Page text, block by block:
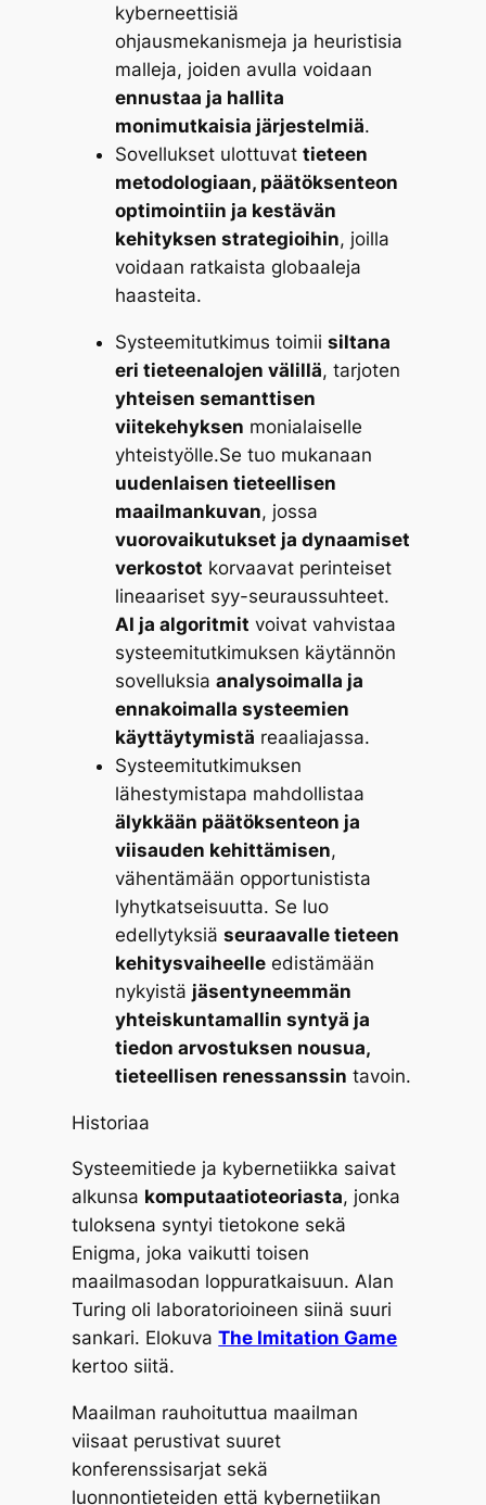
kyberneettisiä
ohjausmekanismeja ja heuristisia
malleja, joiden avulla voidaan
ennustaa ja hallita
monimutkaisia järjestelmiä.
Sovellukset ulottuvattieteen
metodologiaan, päätöksenteon
optimointiin ja kestävän
kehityksen strategioihin, joilla
voidaan ratkaista globaaleja
haasteita.
Systeemitutkimus toimiisiltana
eri tieteenalojen välillä, tarjoten
yhteisen semanttisen
viitekehyksen monialaiselle
yhteistyölle.Se tuo mukanaan
uudenlaisen tieteellisen
maailmankuvan, jossa
vuorovaikutukset ja dynaamiset
verkostot korvaavat perinteiset
lineaariset syy-seuraussuhteet.
AI ja algoritmit voivat vahvistaa
systeemitutkimuksen käytännön
sovelluksiaanalysoimalla ja
ennakoimalla systeemien
käyttäytymistä reaaliajassa.
Systeemitutkimuksen
lähestymistapa mahdollistaa
älykkään päätöksenteon ja
viisauden kehittämisen,
vähentämään opportunistista
lyhytkatseisuutta. Se luo
edellytyksiäseuraavalle tieteen
kehitysvaiheelle edistämään
nykyistä jäsentyneemmän
yhteiskuntamallin syntyä ja
tiedon arvostuksen nousua,
tieteellisen renessanssin tavoin.
Historiaa
Systeemitiede ja kybernetiikka saivat
alkunsa komputaatioteoriasta, jonka
tuloksena syntyi tietokone sekä
Enigma, joka vaikutti toisen
maailmasodan loppuratkaisuun. Alan
Turing oli laboratorioineen siinä suuri
sankari. ElokuvaThe Imitation Game
kertoo siitä.
Maailman rauhoituttua maailman
viisaat perustivat suuret
konferenssisarjat sekä
luonnontieteiden että kybernetiikan